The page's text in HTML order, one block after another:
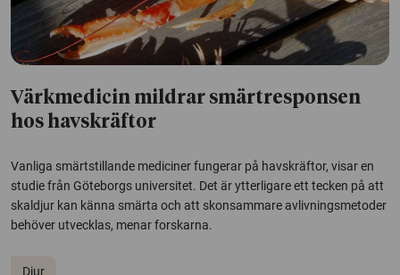
Värkmedicin mildrar smärtresponsen
hos havskräftor
Vanliga smärtstillande mediciner fungerar på havskräftor, visar en
studie från Göteborgs universitet. Det är ytterligare ett tecken på att
skaldjur kan känna smärta och att skonsammare avlivningsmetoder
behöver utvecklas, menar forskarna.
Djur